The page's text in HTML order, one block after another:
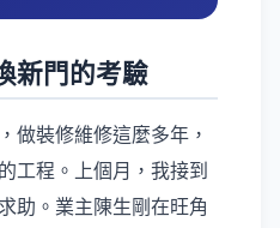
新門的考驗
做裝修維修這麼多年，
工程。上個月，我接到
助。業主陳生剛在旺角